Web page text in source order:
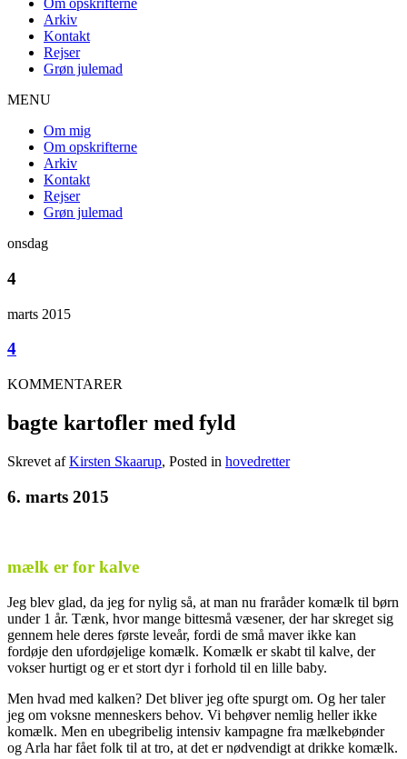
Om opskrifterne
Arkiv
Kontakt
Rejser
Grøn julemad
MENU
Om mig
Om opskrifterne
Arkiv
Kontakt
Rejser
Grøn julemad
onsdag
4
marts 2015
4
KOMMENTARER
bagte kartofler med fyld
Skrevet afKirsten Skaarup, Posted in hovedretter
6. marts 2015
mælk er for kalve
Jeg blev glad, da jeg for nylig så, at man nu fraråder komælk til børn
under 1 år. Tænk, hvor mange bittesmå væsener, der har skreget sig
gennem hele deres første leveår, fordi de små maver ikke kan
fordøje den ufordøjelige komælk. Komælk er skabt til kalve, der
vokser hurtigt og er et stort dyr i forhold til en lille baby.
Men hvad med kalken? Det bliver jeg ofte spurgt om. Og her taler
jeg om voksne menneskers behov. Vi behøver nemlig heller ikke
komælk. Men en ubegribelig intensiv kampagne fra mælkebønder
og Arla har fået folk til at tro, at det er nødvendigt at drikke komælk.